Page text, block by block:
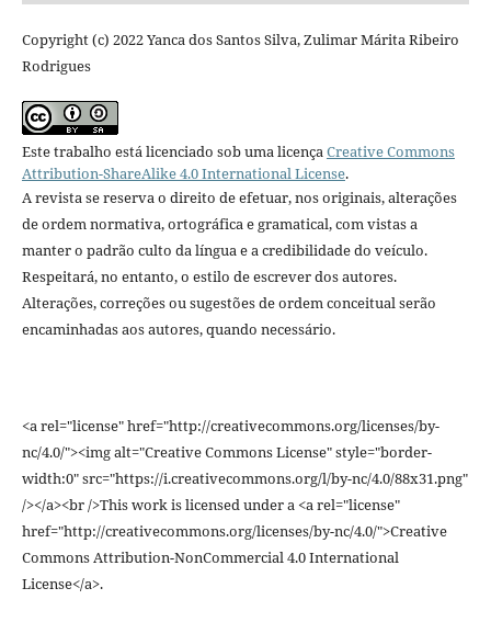
Copyright (c) 2022 Yanca dos Santos Silva, Zulimar Márita Ribeiro
Rodrigues
Este trabalho está licenciado sob uma licençaCreative Commons
Attribution-ShareAlike 4.0 International License.
A revista se reserva o direito de efetuar, nos originais, alterações
de ordem normativa, ortográfica e gramatical, com vistas a
manter o padrão culto da língua e a credibilidade do veículo.
Respeitará, no entanto, o estilo de escrever dos autores.
Alterações, correções ou sugestões de ordem conceitual serão
encaminhadas aos autores, quando necessário.
<a rel="license" href="http://creativecommons.org/licenses/by-
nc/4.0/"><img alt="Creative Commons License" style="border-
width:0" src="https://i.creativecommons.org/l/by-nc/4.0/88x31.png"
/></a><br />This work is licensed under a <a rel="license"
href="http://creativecommons.org/licenses/by-nc/4.0/">Creative
Commons Attribution-NonCommercial 4.0 International
License</a>.